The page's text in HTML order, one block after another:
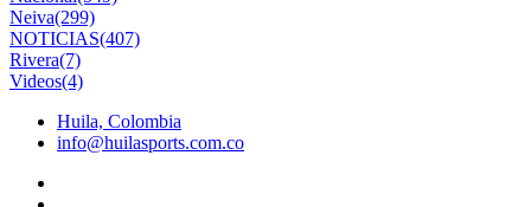
Neiva(299)
NOTICIAS(407)
Rivera(7)
Videos(4)
Huila, Colombia
info@huilasports.com.co